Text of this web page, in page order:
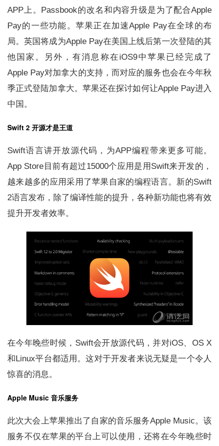
APP上。Passbook的改名和内容升级是为了配合Apple
Pay的一些功能。苹果正在加速Apple Pay在全球的布
局。英国将成为Apple Pay在美国上线后第一次登陆的其
他国家。另外，有消息称在iOS9中苹果已经完成了
Apple Pay对加拿大的支持，而对应的服务也会在今年秋
季正式登陆加拿大。苹果还在探讨如何让Apple Pay进入
中国。
Swift 2 开源才是王道
Swift语言讲开放源代码，为APP编程带来更多可能。
App Store目前有超过15000个应用是用Swift来开发的，
越来越多的应用采用了苹果自家的编程语言。新的Swift
2语言发布，除了编译性能的提升，各种新功能也将有效
提升开发者效率。
在今年晚些时候，Swift会开放源代码，并对iOS、OS X
和Linux平台都适用。这对于开发者来说无疑是一个令人
惊喜的消息。
Apple Music 音乐服务
此次大会上苹果推出了自家的音乐服务Apple Music。该
服务不仅在苹果的平台上可以使用，还将在今年晚些时